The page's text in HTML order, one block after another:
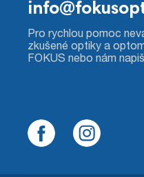
Pro rychlou pomoc
zkušené optiky a
FOKUS nebo nám